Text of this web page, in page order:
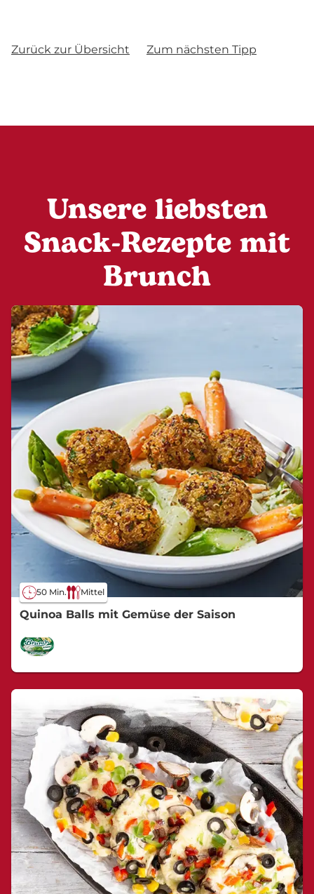
Zurück zur Übersicht Zum nächsten Tipp
Unsere liebsten
Snack-Rezepte mit
Brunch
50 Min. Mittel
Quinoa Balls mit Gemüse der Saison